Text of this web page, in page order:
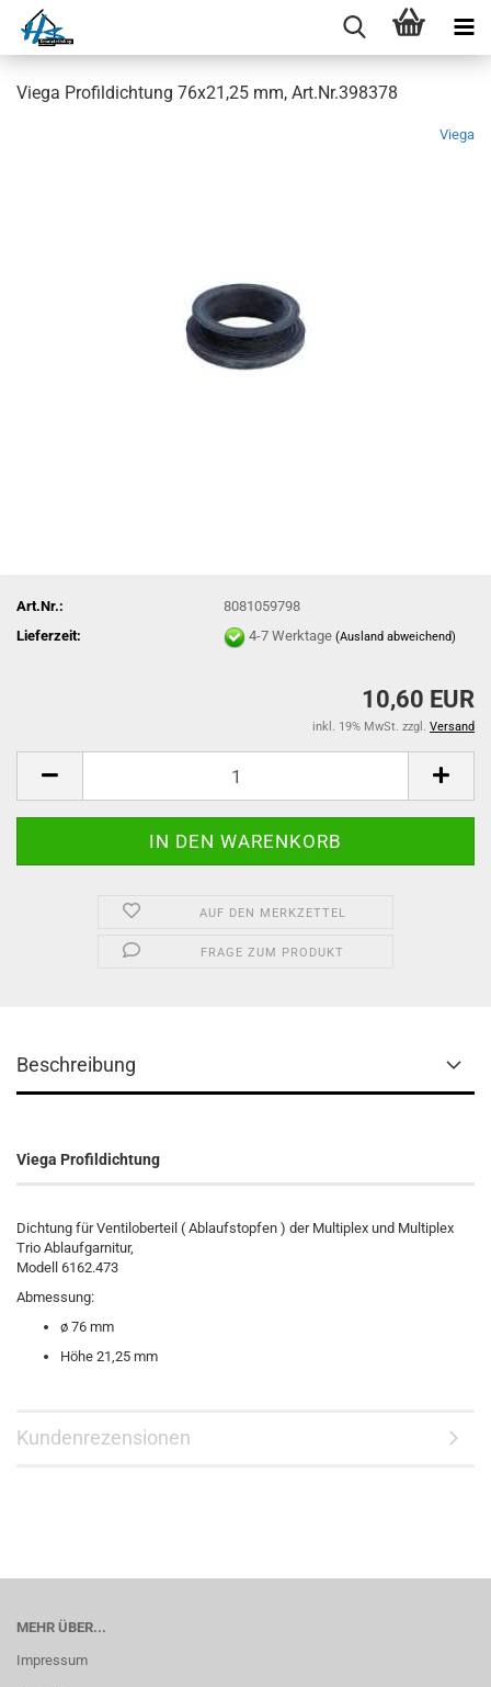
Viega Profildichtung 76x21,25 mm, Art.Nr.398378
Viega
Art.Nr.:
8081059798
Lieferzeit:
4-7 Werktage(Ausland abweichend)
10,60 EUR
inkl. 19% MwSt. zzgl. Versand
AUF DEN MERKZETTEL
FRAGE ZUM PRODUKT
Beschreibung
Viega Profildichtung
Dichtung für Ventiloberteil ( Ablaufstopfen ) der Multiplex und Multiplex
Trio Ablaufgarnitur,
Modell 6162.473
Abmessung:
ø 76 mm
Höhe 21,25 mm
Kundenrezensionen
MEHR ÜBER...
Impressum